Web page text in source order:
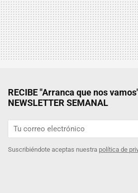
RECIBE "Arranca que nos
NEWSLETTER SEMANAL
Suscribiéndote aceptas nuestra política de